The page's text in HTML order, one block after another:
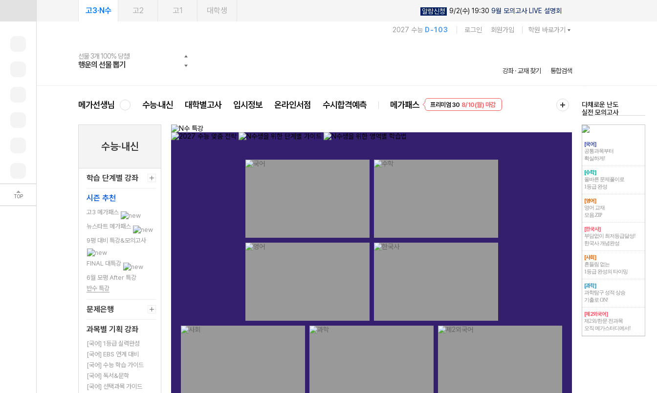
TOP
고3·N수 고2 고1 대학생 알람신청 9/2(수) 19:30 9월 모의고사 LIVE 설명회
2027 수능 D-103 로그인 회원가입 학원 바로가기
선물 3개 100% 당첨!
행운의 선물 뽑기
선물 100% 증정!
메가스터디 X 올리브
여름방학 스터디 캐시백
메가런 썸머스쿨
2027 러셀 단과
강사 공개선발
스마트러닝앱
설문 EVENT
메가패스
3일 무료 체험권
메가패스 수강생 무료혜택!
메가클럽 멤버십
사회공헌 캠페인
희망이룸 메가나눔
강좌 · 교재 찾기 통합검색
메가선생님 수능·내신 대학별고사 입시정보 온라인서점 수시합격예측 메가패스
EVENT 8/10(월) 마감
실전 모의고사
수능·내신
학습 단계별 강좌
시즌 추천
고3 메가패스
뉴스타트 메가패스
9평 대비 특강&모의고사
FINAL 대특강
6월 모평 After 특강
반수 특강
문제은행
과목별 기획 강좌
[국어] 1등급 실력완성
[국어] EBS 연계 대비
[국어] 수능 학습 가이드
[국어] 독서&문학
[국어] 선택과목 가이드
[국어]
공통과목부터
확실하게!
[수학]
올바른 문제풀이로
1등급 완성
[영어]
영어 교재
모음.ZIP
[한국사]
부담없이 최저등급달성!
한국사 개념완성
[사회]
흔들림 없는
1등급 완성의 타이밍
[과학]
과학탐구 성적 상승
기출로 ON!
[제2외국어]
제2외/한문 전과목
오직 메가스터디에서!